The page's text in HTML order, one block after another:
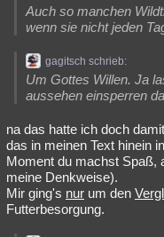
Auch so manchen
wenn sie nicht jeden
gagitsch schrieb:
Um Gottes Willen. Ja
aussehen einsperren
na das hatte ich doch
das in meinen Text hinein
Moment du machst Spaß,
meine Denkweise).
Mir ging's nur um den
Futterbesorgung.